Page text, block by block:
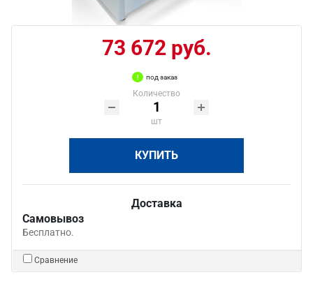
73 672 руб.
под заказ
Количество
шт
КУПИТЬ
Доставка
Самовывоз
Бесплатно.
Сравнение